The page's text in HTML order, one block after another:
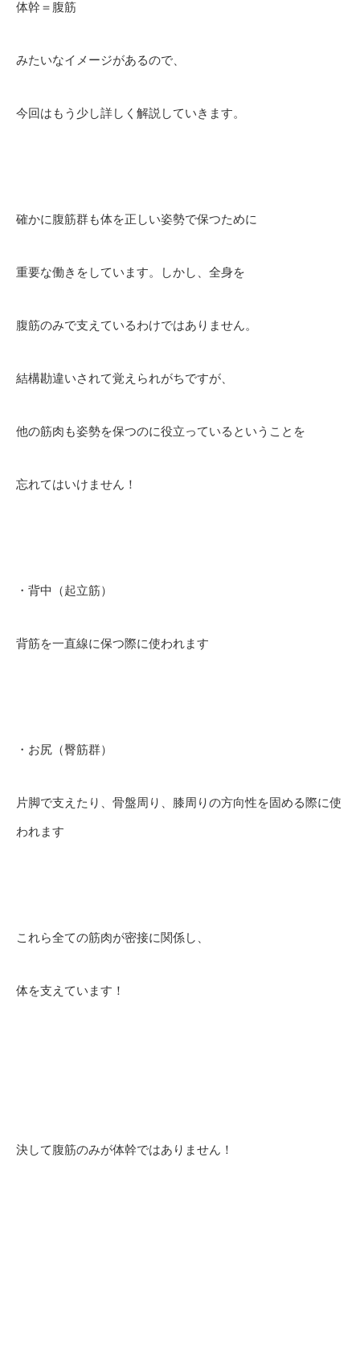
体幹＝腹筋
みたいなイメージがあるので、
今回はもう少し詳しく解説していきます。
確かに腹筋群も体を正しい姿勢で保つために
重要な働きをしています。しかし、全身を
腹筋のみで支えているわけではありません。
結構勘違いされて覚えられがちですが、
他の筋肉も姿勢を保つのに役立っているということを
忘れてはいけません！
・背中（起立筋）
背筋を一直線に保つ際に使われます
・お尻（臀筋群）
片脚で支えたり、骨盤周り、膝周りの方向性を固める際に使
われます
これら全ての筋肉が密接に関係し、
体を支えています！
決して腹筋のみが体幹ではありません！